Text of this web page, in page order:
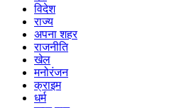
विदेश
राज्य
अपना शहर
राजनीति
खेल
मनोरंजन
क्राइम
धर्म